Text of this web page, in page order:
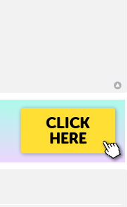
CLICK
HERE